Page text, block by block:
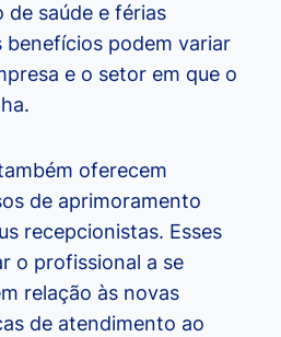
de saúde e férias
benefícios podem variar
e o setor em que o
oferecem
de aprimoramento
recepcionistas. Esses
o profissional a se
relação às novas
de atendimento ao